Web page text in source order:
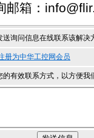
邮箱：
送询问信息在线联系该解决
册为中华工控网会员
的有效联系方式，以方便我